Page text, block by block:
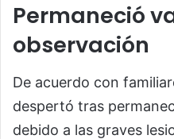
Permaneció
observación
De acuerdo con
despertó tras
debido a las graves